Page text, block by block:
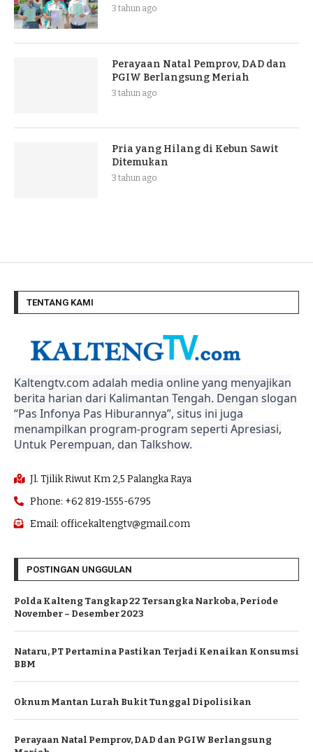
3 tahun ago
Perayaan Natal Pemprov, DAD dan
PGIW Berlangsung Meriah
3 tahun ago
Pria yang Hilang di Kebun Sawit
Ditemukan
3 tahun ago
TENTANG KAMI
Kaltengtv.com adalah media online yang menyajikan
berita harian dari Kalimantan Tengah. Dengan slogan
“Pas Infonya Pas Hiburannya”, situs ini juga
menampilkan program-program seperti Apresiasi,
Untuk Perempuan, dan Talkshow.
Jl. Tjilik Riwut Km 2,5 Palangka Raya
Phone: +62 819-1555-6795
Email: officekaltengtv@gmail.com
POSTINGAN UNGGULAN
Polda Kalteng Tangkap 22 Tersangka Narkoba, Periode
November – Desember 2023
Nataru, PT Pertamina Pastikan Terjadi Kenaikan Konsumsi
BBM
Oknum Mantan Lurah Bukit Tunggal Dipolisikan
Perayaan Natal Pemprov, DAD dan PGIW Berlangsung